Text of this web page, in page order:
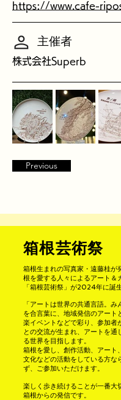
https://www.cafe-
主催者
株式会社Superb
Previous
箱根芸術祭
箱根生まれの写真家・遠藤桂が
根を愛する人々によるアート＆
「箱根芸術祭」が2024年に誕
「アートは世界の共通言語。み
を合言葉に、地域発信のアート
楽イベントなどで彩り、参加者
との交流が生まれ、 アートを通
る世界を目指します。
箱根を愛し、創作活動、アート
文化などの活動をしている方な
ず、ご参加いただけます。
楽しく歩き続けることが一番大
箱根からの発信です。